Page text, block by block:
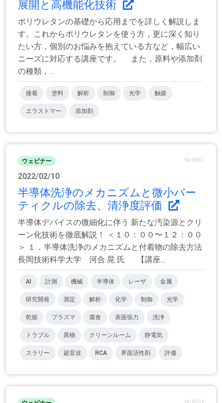
展開と高機能化技術
ポリウレタンの基礎から応用までを詳しく解説しま
す。これからポリウレタンを使う方，更に深く知り
たい方，個別のお悩みを抱えている方など，幅広い
ニーズに対応する講座です。 また，原料や添加剤
の種類，...
接着 塗料 解析 制御 光学 触媒
エラストマー 添加剤
ウェビナー No.8857
2022/02/10
半導体洗浄のメカニズムと微小パー
ティクルの除去、清浄度評価
半導体デバイスの微細化に伴う 新たな汚染源とクリ
ーン化技術を徹底解説！ ＜１０：００〜１２：００
＞ １．半導体洗浄のメカニズムと付着物の除去方法
長岡技術科学大学 河合 晃 氏 【講座...
AI 計測 機械 半導体 レーザ 金属
研究開発 測定 解析 化学 制御 光学
乾燥 プラズマ 腐食 表面張力 洗浄
トラブル 異物 クリーンルーム 静電気
スラリー 超音波 RCA 界面活性剤 評価
No.8252